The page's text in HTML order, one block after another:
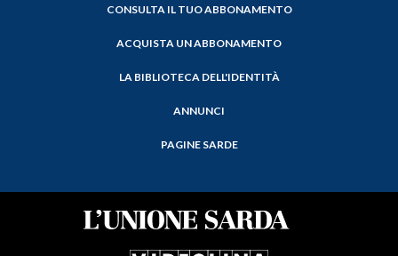
CONSULTA IL TUO ABBONAMENTO
ACQUISTA UN ABBONAMENTO
LA BIBLIOTECA DELL'IDENTITÀ
ANNUNCI
PAGINE SARDE